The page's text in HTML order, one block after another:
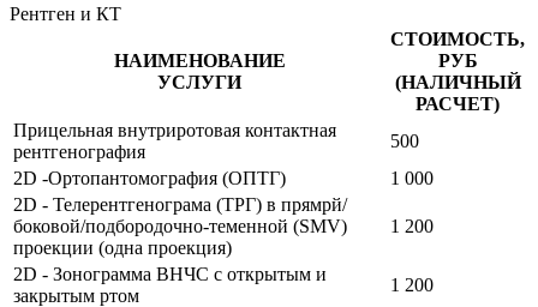
Рентген и КТ
НАИМЕНОВАНИЕ
УСЛУГИ
СТОИМОСТЬ,
РУБ
(НАЛИЧНЫЙ
РАСЧЕТ)
Прицельная внутриротовая контактная
рентгенография
500
2D -Ортопантомография (ОПТГ)
1 000
2D - Телерентгенограма (ТРГ) в прямрй/
боковой/подбородочно-теменной (SMV)
проекции (одна проекция)
1 200
2D - Зонограмма ВНЧС с открытым и
закрытым ртом
1 200